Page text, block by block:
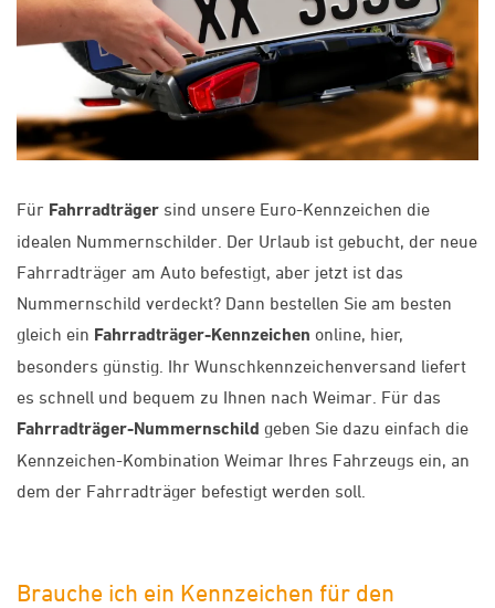
Für Fahrradträger sind unsere Euro-Kennzeichen die
idealen Nummernschilder. Der Urlaub ist gebucht, der neue
Fahrradträger am Auto befestigt, aber jetzt ist das
Nummernschild verdeckt? Dann bestellen Sie am besten
gleich ein Fahrradträger-Kennzeichen online, hier,
besonders günstig. Ihr Wunschkennzeichenversand liefert
es schnell und bequem zu Ihnen nach Weimar. Für das
Fahrradträger-Nummernschild geben Sie dazu einfach die
Kennzeichen-Kombination Weimar Ihres Fahrzeugs ein, an
dem der Fahrradträger befestigt werden soll.
Brauche ich ein Kennzeichen für den